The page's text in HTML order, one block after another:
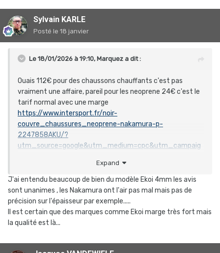
Sylvain KARLE
Posté le 18 janvier
Le 18/01/2026 à 19:10, Marquez a dit :
Ouais 112€ pour des chaussons chauffants c'est pas
vraiment une affaire, pareil pour les neoprene 24€ c'est le
tarif normal avec une marge
https://www.intersport.fr/noir-
couvre_chaussures_neoprene-nakamura-p-
2247858AKU/?
utm_source=google&utm_medium=cpc&utm_campaig
9717207&gclid=Cj0KCQiAprLLBhCMARIsAEDhdPegLpufZC4
KczbR5UkEfG5ylmW3A-eUA5x-
EEWgOqtd5BbH5YVCmFEaAmwvEALw_wcBcorrecte
Expand
J'ai entendu beaucoup de bien du modèle Ekoi 4mm les avis
sont unanimes , les Nakamura ont l'air pas mal mais pas de
précision sur l'épaisseur par exemple.....
Il est certain que des marques comme Ekoi marge très fort mais
la qualité est là...